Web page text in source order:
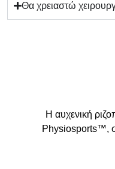
Θα χρειαστώ
Η αυχενική
Physiosports™,